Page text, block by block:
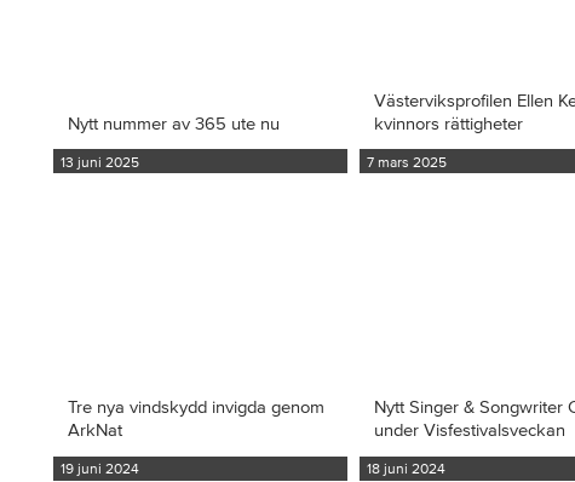
Nytt nummer av 365 ute nu
13 juni 2025
Västerviksprofilen Ellen
kvinnors rättigheter
7 mars 2025
Tre nya vindskydd invigda genom
ArkNat
19 juni 2024
Nytt Singer & Songwriter
under Visfestivalsveckan
18 juni 2024